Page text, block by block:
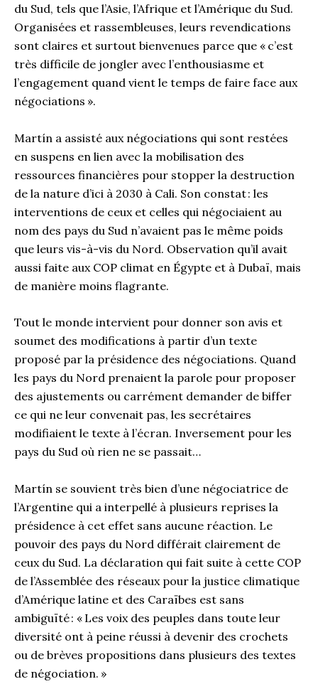
du Sud, tels que l’Asie, l’Afrique et l’Amérique du Sud.
Organisées et rassembleuses, leurs revendications
sont claires et surtout bienvenues parce que « c’est
très difficile de jongler avec l’enthousiasme et
l’engagement quand vient le temps de faire face aux
négociations ».
Martín a assisté aux négociations qui sont restées
en suspens en lien avec la mobilisation des
ressources financières pour stopper la destruction
de la nature d’ici à 2030 à Cali. Son constat : les
interventions de ceux et celles qui négociaient au
nom des pays du Sud n’avaient pas le même poids
que leurs vis-à-vis du Nord. Observation qu’il avait
aussi faite aux COP climat en Égypte et à Dubaï, mais
de manière moins flagrante.
Tout le monde intervient pour donner son avis et
soumet des modifications à partir d’un texte
proposé par la présidence des négociations. Quand
les pays du Nord prenaient la parole pour proposer
des ajustements ou carrément demander de biffer
ce qui ne leur convenait pas, les secrétaires
modifiaient le texte à l’écran. Inversement pour les
pays du Sud où rien ne se passait…
Martín se souvient très bien d’une négociatrice de
l’Argentine qui a interpellé à plusieurs reprises la
présidence à cet effet sans aucune réaction. Le
pouvoir des pays du Nord différait clairement de
ceux du Sud. La déclaration qui fait suite à cette COP
de l’Assemblée des réseaux pour la justice climatique
d’Amérique latine et des Caraïbes est sans
ambiguïté : « Les voix des peuples dans toute leur
diversité ont à peine réussi à devenir des crochets
ou de brèves propositions dans plusieurs des textes
de négociation. »